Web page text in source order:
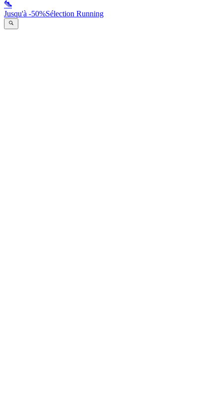
Jusqu'à -50%Sélection Running